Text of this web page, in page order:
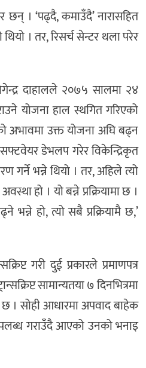
छन् । ‘पढ्दै, कमाउँदै’ नारासहित
। तर, रिसर्च सेन्टर थला परेर
दाहालले २०७५ सालमा २४
योजना हाल स्थगित गरिएको
अभावमा उक्त योजना अघि बढ्न
डेभलप गरेर विकेन्द्रिकृत
गर्ने भन्ने थियो । तर, अहिले त्यो
हो । यो बन्ने प्रक्रियामा छ ।
भन्ने हो, त्यो सबै प्रक्रियामै छ,’
गरी दुई प्रकारले प्रमाणपत्र
सामान्यतया ७ दिनभित्रमा
छ । सोही आधारमा अपवाद बाहेक
उपलब्ध गराउँदै आएको उनको भनाइ